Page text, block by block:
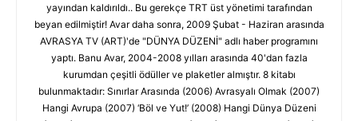
yayından kaldırıldı.. Bu gerekçe TRT üst yönetimi tarafından
beyan edilmiştir! Avar daha sonra, 2009 Şubat - Haziran arasında
AVRASYA TV (ART)'de "DÜNYA DÜZENİ" adlı haber programını
yaptı. Banu Avar, 2004-2008 yılları arasında 40'dan fazla
kurumdan çeşitli ödüller ve plaketler almıştır. 8 kitabı
bulunmaktadır: Sınırlar Arasında (2006) Avrasyalı Olmak (2007)
Hangi Avrupa (2007) ‘Böl ve Yut!’ (2008) Hangi Dünya Düzeni